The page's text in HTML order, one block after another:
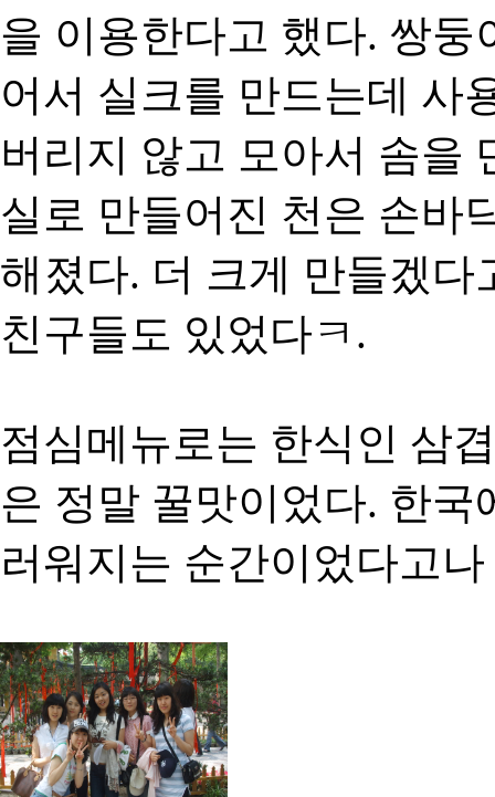
을 이용한다고 했다. 쌍
어서 실크를 만드는데 사
버리지 않고 모아서 솜을
실로 만들어진 천은 손바
해졌다. 더 크게 만들겠
친구들도 있었다ㅋ.
점심메뉴로는 한식인 삼
은 정말 꿀맛이었다. 한
러워지는 순간이었다고